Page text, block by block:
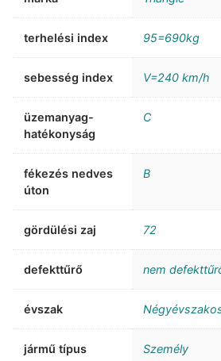
terhelési index 95=690kg
sebesség index V=240 km/h
üzemanyag-
hatékonyság
C
fékezés nedves
úton
B
gördülési zaj 72
defekttűrő nem
évszak
jármű típus Személy